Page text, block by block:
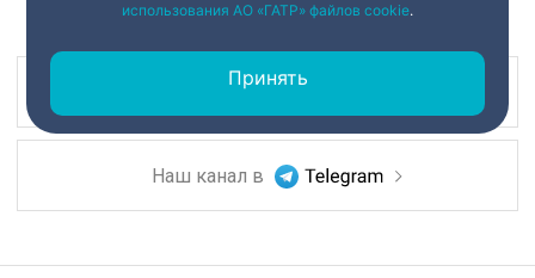
Наш канал в
Наш канал в
использования АО «ГАТР» файлов cookie.
Принять